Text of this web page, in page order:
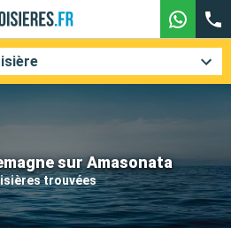
sur Amasonata
trouvées